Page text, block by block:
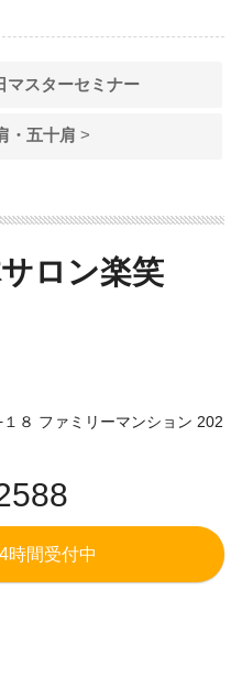
マスターセミナー
・五十肩 >
ロン楽笑
８ ファミリーマンション 202
時間受付中